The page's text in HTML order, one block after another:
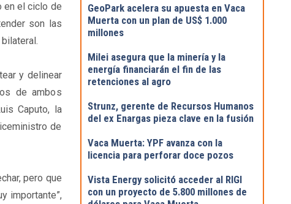
en el ciclo de
son las
y delinear
de ambos
Caputo, la
de
pero que
importante”,
GeoPark acelera su apuesta en Vaca
Muerta con un plan de US$ 1.000
millones
Milei asegura que la minería y la
energía financiarán el fin de las
retenciones al agro
Strunz, gerente de Recursos Humanos
del ex Enargas pieza clave en la fusión
Vaca Muerta: YPF avanza con la
licencia para perforar doce pozos
Vista Energy solicitó acceder al RIGI
con un proyecto de 5.800 millones de